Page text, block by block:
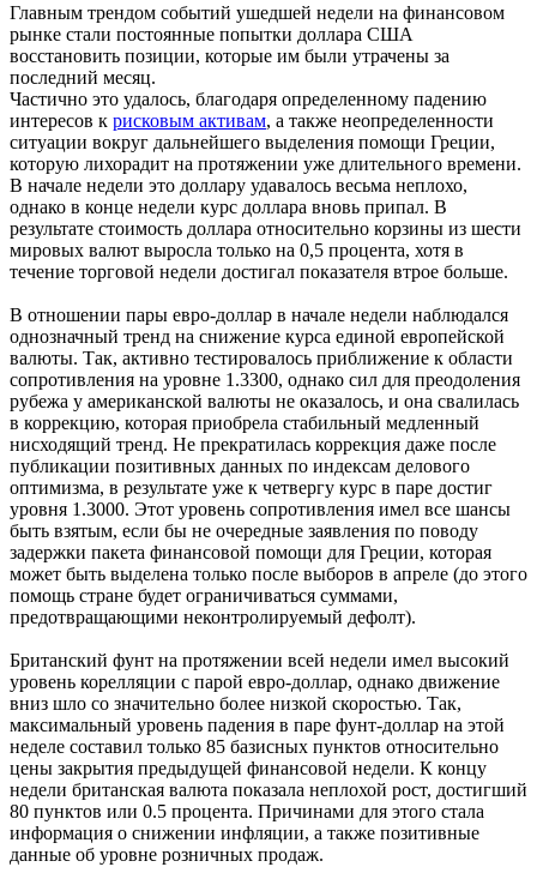
Главным трендом событий ушедшей недели на финансовом
рынке стали постоянные попытки доллара США
восстановить позиции, которые им были утрачены за
последний месяц.
Частично это удалось, благодаря определенному падению
интересов к рисковым активам, а также неопределенности
ситуации вокруг дальнейшего выделения помощи Греции,
которую лихорадит на протяжении уже длительного времени.
В начале недели это доллару удавалось весьма неплохо,
однако в конце недели курс доллара вновь припал. В
результате стоимость доллара относительно корзины из шести
мировых валют выросла только на 0,5 процента, хотя в
течение торговой недели достигал показателя втрое больше.
В отношении пары евро-доллар в начале недели наблюдался
однозначный тренд на снижение курса единой европейской
валюты. Так, активно тестировалось приближение к области
сопротивления на уровне 1.3300, однако сил для преодоления
рубежа у американской валюты не оказалось, и она свалилась
в коррекцию, которая приобрела стабильный медленный
нисходящий тренд. Не прекратилась коррекция даже после
публикации позитивных данных по индексам делового
оптимизма, в результате уже к четвергу курс в паре достиг
уровня 1.3000. Этот уровень сопротивления имел все шансы
быть взятым, если бы не очередные заявления по поводу
задержки пакета финансовой помощи для Греции, которая
может быть выделена только после выборов в апреле (до этого
помощь стране будет ограничиваться суммами,
предотвращающими неконтролируемый дефолт).
Британский фунт на протяжении всей недели имел высокий
уровень корелляции с парой евро-доллар, однако движение
вниз шло со значительно более низкой скоростью. Так,
максимальный уровень падения в паре фунт-доллар на этой
неделе составил только 85 базисных пунктов относительно
цены закрытия предыдущей финансовой недели. К концу
недели британская валюта показала неплохой рост, достигший
80 пунктов или 0.5 процента. Причинами для этого стала
информация о снижении инфляции, а также позитивные
данные об уровне розничных продаж.